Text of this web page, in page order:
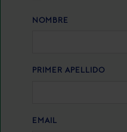
NOMBRE
PRIMER APELLIDO
EMAIL